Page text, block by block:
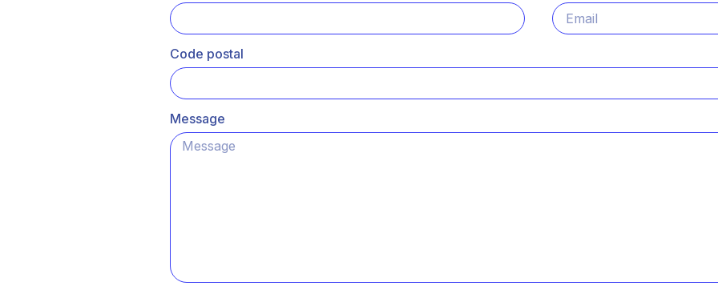
Code postal
Message